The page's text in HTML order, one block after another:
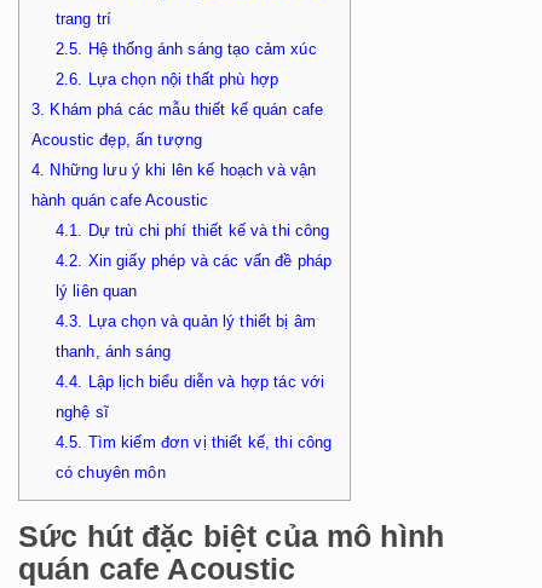
trang trí
2.5. Hệ thống ánh sáng tạo cảm xúc
2.6. Lựa chọn nội thất phù hợp
3. Khám phá các mẫu thiết kế quán cafe
Acoustic đẹp, ấn tượng
4. Những lưu ý khi lên kế hoạch và vận
hành quán cafe Acoustic
4.1. Dự trù chi phí thiết kế và thi công
4.2. Xin giấy phép và các vấn đề pháp
lý liên quan
4.3. Lựa chọn và quản lý thiết bị âm
thanh, ánh sáng
4.4. Lập lịch biểu diễn và hợp tác với
nghệ sĩ
4.5. Tìm kiếm đơn vị thiết kế, thi công
có chuyên môn
Sức hút đặc biệt của mô hình
quán cafe Acoustic